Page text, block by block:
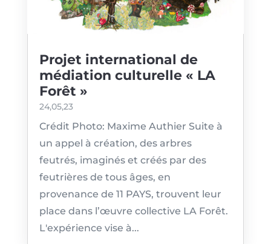
Projet international de
médiation culturelle « LA
Forêt »
24,05,23
Crédit Photo: Maxime Authier Suite à
un appel à création, des arbres
feutrés, imaginés et créés par des
feutrières de tous âges, en
provenance de 11 PAYS, trouvent leur
place dans l’œuvre collective LA Forêt.
L'expérience vise à...